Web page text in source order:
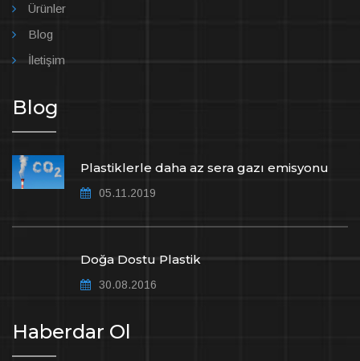
Ürünler
Blog
İletişim
Blog
Plastiklerle daha az sera gazı emisyonu
05.11.2019
Doğa Dostu Plastik
30.08.2016
Haberdar Ol